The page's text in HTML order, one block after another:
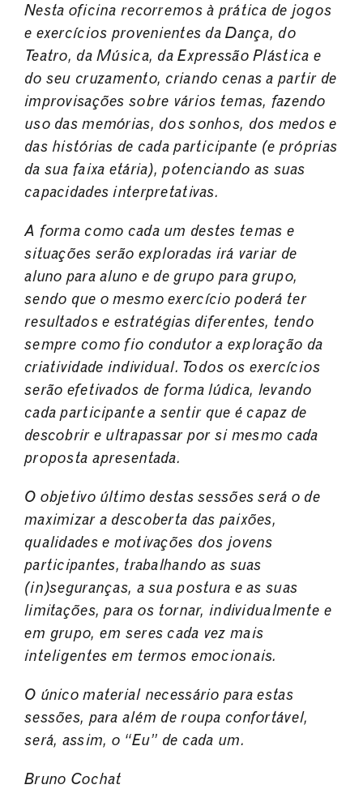
Nesta oficina recorremos à prática de jogos
e exercícios provenientes da Dança, do
Teatro, daMúsica, da Expressão Plástica e
do seu cruzamento, criando cenas a partir de
improvisações sobre vários temas, fazendo
uso das memórias, dos sonhos, dos medos e
das histórias de cadaparticipante (e próprias
da sua faixa etária), potenciando as suas
capacidades interpretativas.
A forma como cada um destes temas e
situações serão exploradas irá variar de
aluno para aluno e de grupo para grupo,
sendo que o mesmo exercício poderá ter
resultados e estratégias diferentes, tendo
sempre como fio condutor a exploração da
criatividade individual. Todos os exercícios
serão efetivados de forma lúdica, levando
cada participante a sentir que é capaz de
descobrir e ultrapassar por si mesmo cada
proposta apresentada.
O objetivo último destas sessões será o de
maximizar a descoberta das paixões,
qualidades e motivações dos jovens
participantes, trabalhando as suas
(in)seguranças, a sua postura e as suas
limitações, para os tornar, individualmente e
em grupo, em seres cada vez mais
inteligentes em termos emocionais.
O único material necessário para estas
sessões, para além de roupa confortável,
será, assim, o “Eu” de cada um.
Bruno Cochat